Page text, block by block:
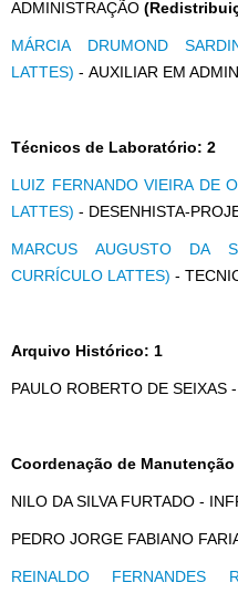
ADMINISTRAÇÃO
MÁRCIA DRUMOND
LATTES) - AUXILIAR EM
Técnicos de Laboratório: 2
LUIZ FERNANDO VIEIRA DE
LATTES) - DESENHISTA-
MARCUS AUGUSTO DA
CURRÍCULO LATTES) -
Arquivo Histórico: 1
PAULO ROBERTO DE SEIXAS
Coordenação de
NILO DA SILVA FURTADO -
PEDRO JORGE FABIANO
REINALDO